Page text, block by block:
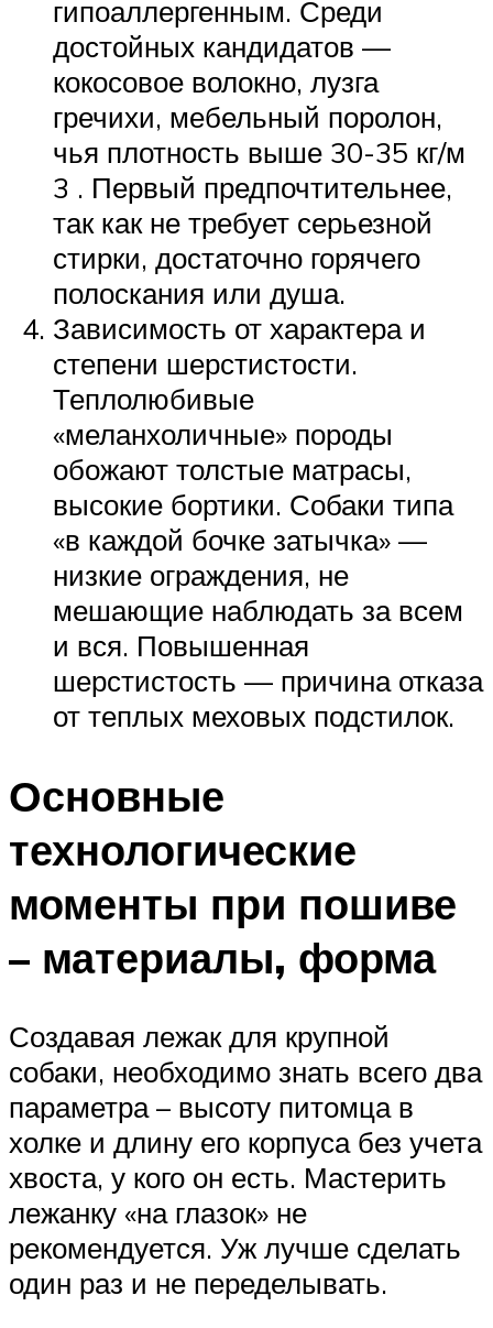
гипоаллергенным. Среди
достойных кандидатов —
кокосовое волокно, лузга
гречихи, мебельный поролон,
чья плотность выше 30-35 кг/м
3 . Первый предпочтительнее,
так как не требует серьезной
стирки, достаточно горячего
полоскания или душа.
Зависимость от характера и
степени шерстистости.
Теплолюбивые
«меланхоличные» породы
обожают толстые матрасы,
высокие бортики. Собаки типа
«в каждой бочке затычка» —
низкие ограждения, не
мешающие наблюдать за всем
и вся. Повышенная
шерстистость — причина отказа
от теплых меховых подстилок.
Основные
технологические
моменты при пошиве
– материалы, форма
Создавая лежак для крупной
собаки, необходимо знать всего два
параметра – высоту питомца в
холке и длину его корпуса без учета
хвоста, у кого он есть. Мастерить
лежанку «на глазок» не
рекомендуется. Уж лучше сделать
один раз и не переделывать.